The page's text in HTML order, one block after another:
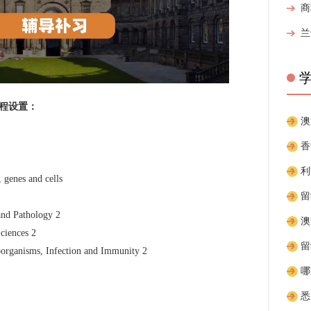
设置：
and cells
Pathology 2
2
Infection and Immunity 2